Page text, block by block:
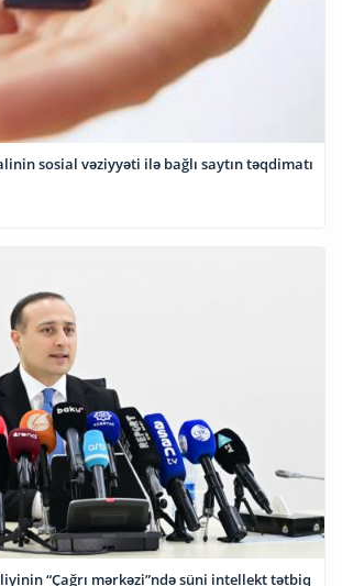
sosial vəziyyəti ilə bağlı saytın təqdimatı
“Çağrı mərkəzi”ndə süni intellekt tətbiq